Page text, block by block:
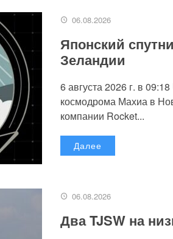
06.08.2026
Японский
Зеландии
6 августа 2026 г. в
космодрома Махиа в
компании Rocket...
Далее
06.08.2026
Два TJSW на